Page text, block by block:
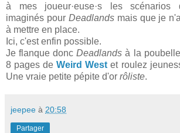
à mes joueur·euse·s les
imaginés pour Deadlandsmais que je
à mettre en place.
Ici, c'est enfin possible.
Je flanque doncDeadlands à la
8 pages deWeird West et roulez
Une vraie petite pépite d'or rôliste.
jeepee à 20:58
Partager